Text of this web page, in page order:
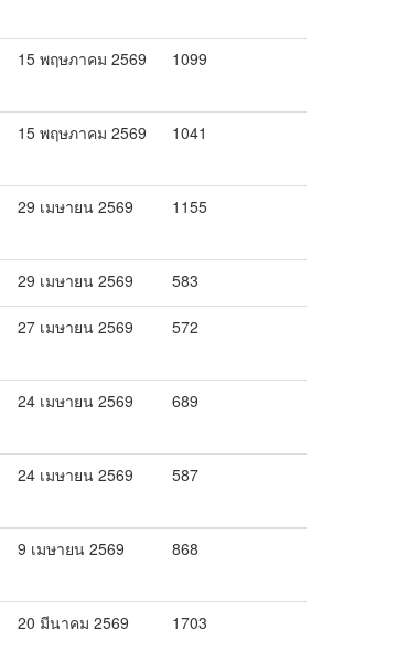
15 พฤษภาคม 2569 1099
15 พฤษภาคม 2569 1041
29 เมษายน 2569 1155
29 เมษายน 2569 583
27 เมษายน 2569 572
24 เมษายน 2569 689
24 เมษายน 2569 587
9 เมษายน 2569 868
20 มีนาคม 2569 1703